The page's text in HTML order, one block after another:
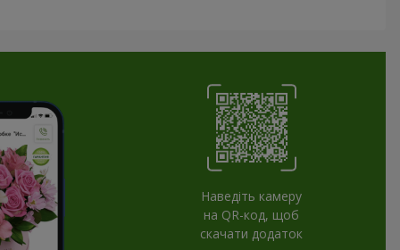
Наведіть камеру
на QR-код, щоб
скачати додаток